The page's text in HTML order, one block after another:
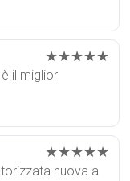
★★★★★
il miglior
★★★★★
nuova a